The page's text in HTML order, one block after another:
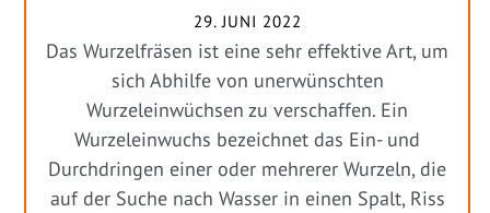
29. JUNI 2022
Das Wurzelfräsen ist eine sehr effektive Art, um
sich Abhilfe von unerwünschten
Wurzeleinwüchsen zu verschaffen. Ein
Wurzeleinwuchs bezeichnet das Ein- und
Durchdringen einer oder mehrerer Wurzeln, die
auf der Suche nach Wasser in einen Spalt, Riss